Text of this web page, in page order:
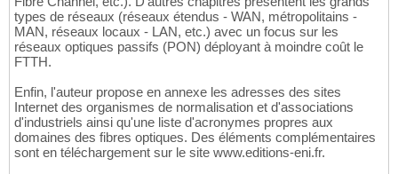
types de réseaux (réseaux étendus - WAN, métropolitains -
MAN, réseaux locaux - LAN, etc.) avec un focus sur les
réseaux optiques passifs (PON) déployant à moindre coût le
FTTH.
Enfin, l'auteur propose en annexe les adresses des sites
Internet des organismes de normalisation et d'associations
d'industriels ainsi qu'une liste d'acronymes propres aux
domaines des fibres optiques. Des éléments complémentaires
sont en téléchargement sur le site www.editions-eni.fr.